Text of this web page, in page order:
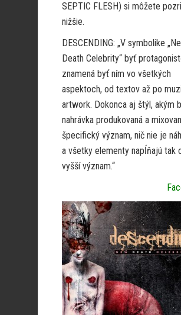
SEPTIC FLESH) si môžete
nižšie.
DESCENDING: „V symbolike
Death Celebrity“ byť
znamená byť ním vo všetkých
aspektoch, od textov až po
artwork. Dokonca aj štýl, akým
nahrávka produkovaná a
špecifický význam, nič nie je
a všetky elementy napĺňajú tak
vyšší význam.“